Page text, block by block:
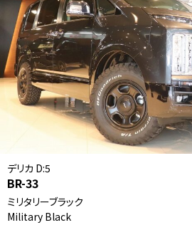
デリカ D:5
BR-33
ミリタリーブラック
Military Black